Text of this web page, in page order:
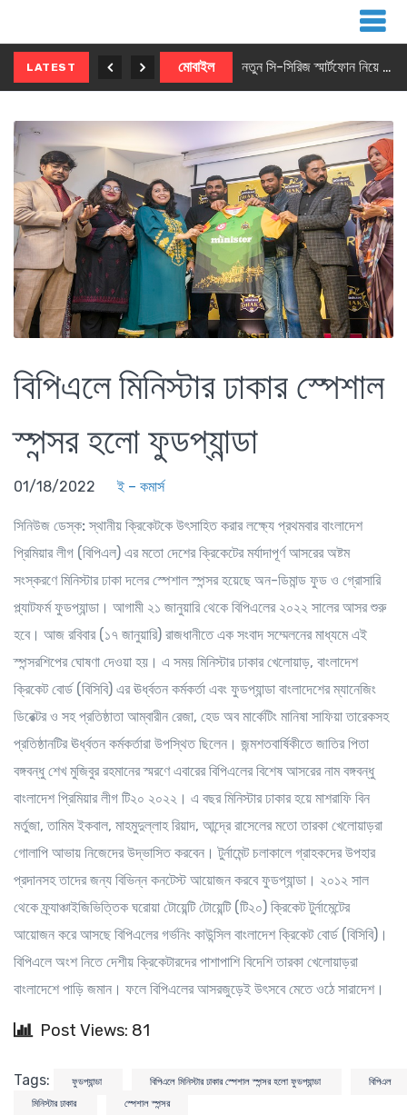
LATEST মোবাইল নতুন সি-সিরিজ স্মার্টফোন নিয়ে আসছে রিয়েলমি
বিপিএলে মিনিস্টার ঢাকার স্পেশাল
স্পন্সর হলো ফুডপ্যান্ডা
01/18/2022 ই – কমার্স
সিনিউজ ডেস্ক: স্থানীয় ক্রিকেটকে উৎসাহিত করার লক্ষ্যে প্রথমবার বাংলাদেশ
প্রিমিয়ার লীগ (বিপিএল) এর মতো দেশের ক্রিকেটের মর্যাদাপূর্ণ আসরের অষ্টম
সংস্করণে মিনিস্টার ঢাকা দলের স্পেশাল স্পন্সর হয়েছে অন-ডিমান্ড ফুড ও গ্রোসারি
প্ল্যাটফর্ম ফুডপ্যান্ডা। আগামী ২১ জানুয়ারি থেকে বিপিএলের ২০২২ সালের আসর শুরু
হবে। আজ রবিবার (১৭ জানুয়ারি) রাজধানীতে এক সংবাদ সম্মেলনের মাধ্যমে এই
স্পন্সরশিপের ঘোষণা দেওয়া হয়। এ সময় মিনিস্টার ঢাকার খেলোয়াড়, বাংলাদেশ
ক্রিকেট বোর্ড (বিসিবি) এর ঊর্ধ্বতন কর্মকর্তা এবং ফুডপ্যান্ডা বাংলাদেশের ম্যানেজিং
ডিরেক্টর ও সহ প্রতিষ্ঠাতা আম্বারীন রেজা, হেড অব মার্কেটিং মানিষা সাফিয়া তারেকসহ
প্রতিষ্ঠানটির ঊর্ধ্বতন কর্মকর্তারা উপস্থিত ছিলেন। জন্মশতবার্ষিকীতে জাতির পিতা
বঙ্গবন্ধু শেখ মুজিবুর রহমানের স্মরণে এবারের বিপিএলের বিশেষ আসরের নাম বঙ্গবন্ধু
বাংলাদেশ প্রিমিয়ার লীগ টি২০ ২০২২। এ বছর মিনিস্টার ঢাকার হয়ে মাশরাফি বিন
মর্তুজা, তামিম ইকবাল, মাহমুদুল্লাহ রিয়াদ, আন্দ্রে রাসেলের মতো তারকা খেলোয়াড়রা
গোলাপি আভায় নিজেদের উদ্ভাসিত করবেন। টুর্নামেন্ট চলাকালে গ্রাহকদের উপহার
প্রদানসহ তাদের জন্য বিভিন্ন কনটেস্ট আয়োজন করবে ফুডপ্যান্ডা। ২০১২ সাল
থেকে ফ্র্যাঞ্চাইজিভিত্তিক ঘরোয়া টোয়েন্টি টোয়েন্টি (টি২০) ক্রিকেট টুর্নামেন্টের
আয়োজন করে আসছে বিপিএলের গর্ভনিং কাউন্সিল বাংলাদেশ ক্রিকেট বোর্ড (বিসিবি)।
বিপিএলে অংশ নিতে দেশীয় ক্রিকেটারদের পাশাপাশি বিদেশি তারকা খেলোয়াড়রা
বাংলাদেশে পাড়ি জমান। ফলে বিপিএলের আসরজুড়েই উৎসবে মেতে ওঠে সারাদেশ।
Post Views: 81
Tags: ফুডপ্যান্ডা বিপিএলে মিনিস্টার ঢাকার স্পেশাল স্পন্সর হলো ফুডপ্যান্ডা
বিপিএল
মিনিস্টার ঢাকার
স্পেশাল স্পন্সর